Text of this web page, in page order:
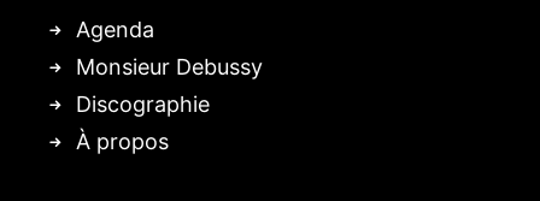
Agenda
Monsieur Debussy
Discographie
À propos